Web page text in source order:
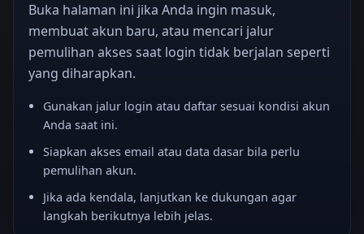
Buka halaman ini jika Anda ingin masuk,
membuat akun baru, atau mencari jalur
pemulihan akses saat login tidak berjalan seperti
yang diharapkan.
Gunakan jalur login atau daftar sesuai kondisi akun
Anda saat ini.
Siapkan akses email atau data dasar bila perlu
pemulihan akun.
Jika ada kendala, lanjutkan ke dukungan agar
langkah berikutnya lebih jelas.